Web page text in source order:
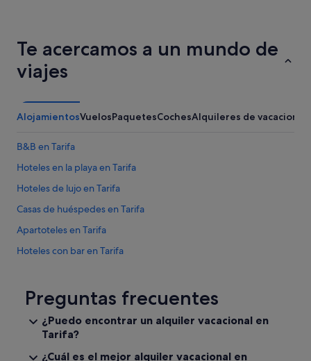
Te acercamos a un mundo de
viajes
AlojamientosVuelosPaquetesCochesAlquileres de vacaciones
B&B en Tarifa
Hoteles en la playa en Tarifa
Hoteles de lujo en Tarifa
Casas de huéspedes en Tarifa
Apartoteles en Tarifa
Hoteles con bar en Tarifa
Apartamentos en El Cuartón
Paradores hoteles en Tarifa
Villas en Tarifa
Preguntas frecuentes
¿Puedo encontrar un alquiler vacacional en
Tarifa?
¿Cuál es el mejor alquiler vacacional en